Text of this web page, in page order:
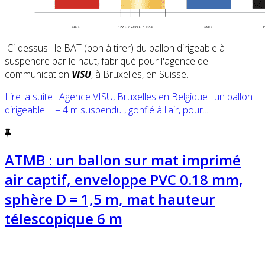
Ci-dessus : le BAT (bon à tirer) du ballon dirigeable à
suspendre par le haut, fabriqué pour l'agence de
communication VISU, à Bruxelles, en Suisse.
Lire la suite : Agence VISU, Bruxelles en Belgique : un ballon
dirigeable L = 4 m suspendu , gonflé à l'air, pour...
ATMB : un ballon sur mat imprimé
air captif, enveloppe PVC 0.18 mm,
sphère D = 1,5 m, mat hauteur
télescopique 6 m